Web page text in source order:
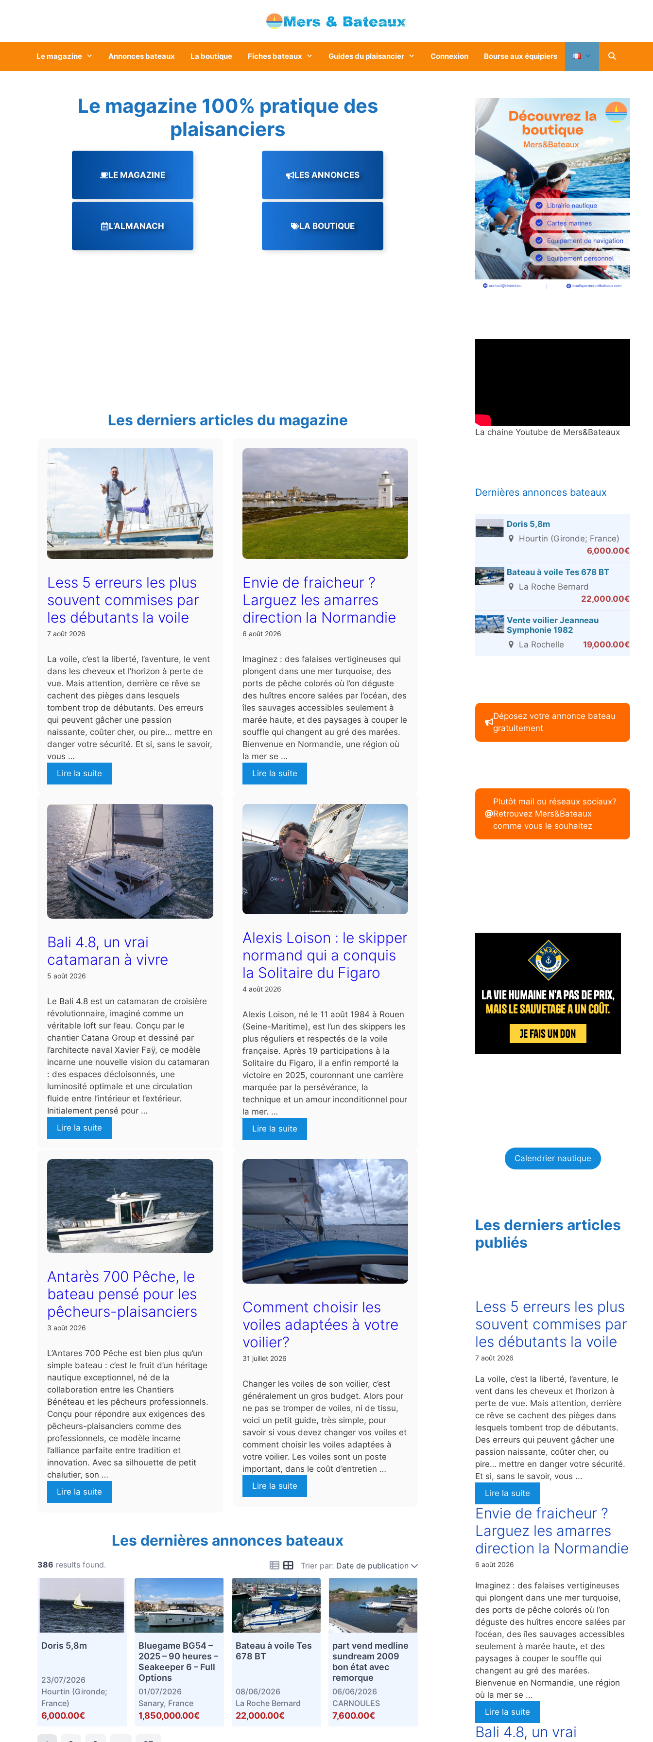
Le magazine Annonces bateaux La boutique Fiches bateaux Guides du plaisancier Connexion Bourse aux équipiers
Le magazine 100% pratique des
plaisanciers
LE MAGAZINE LES ANNONCES
L’ALMANACH LA BOUTIQUE
Les derniers articles du magazine
Less 5 erreurs les plus
souvent commises par
les débutants la voile
7 août 2026
La voile, c’est la liberté, l’aventure, le vent
dans les cheveux et l’horizon à perte de
vue. Mais attention, derrière ce rêve se
cachent des pièges dans lesquels
tombent trop de débutants. Des erreurs
qui peuvent gâcher une passion
naissante, coûter cher, ou pire… mettre en
danger votre sécurité. Et si, sans le savoir,
vous …
Lire la suite
Envie de fraicheur ?
Larguez les amarres
direction la Normandie
6 août 2026
Imaginez : des falaises vertigineuses qui
plongent dans une mer turquoise, des
ports de pêche colorés où l’on déguste
des huîtres encore salées par l’océan, des
îles sauvages accessibles seulement à
marée haute, et des paysages à couper le
souffle qui changent au gré des marées.
Bienvenue en Normandie, une région où
la mer se …
Lire la suite
Bali 4.8, un vrai
catamaran à vivre
5 août 2026
Le Bali 4.8 est un catamaran de croisière
révolutionnaire, imaginé comme un
véritable loft sur l’eau. Conçu par le
chantier Catana Group et dessiné par
l’architecte naval Xavier Faÿ, ce modèle
incarne une nouvelle vision du catamaran
: des espaces décloisonnés, une
luminosité optimale et une circulation
fluide entre l’intérieur et l’extérieur.
Initialement pensé pour …
Lire la suite
Alexis Loison : le skipper
normand qui a conquis
la Solitaire du Figaro
4 août 2026
Alexis Loison, né le 11 août 1984 à Rouen
(Seine-Maritime), est l’un des skippers les
plus réguliers et respectés de la voile
française. Après 19 participations à la
Solitaire du Figaro, il a enfin remporté la
victoire en 2025, couronnant une carrière
marquée par la persévérance, la
technique et un amour inconditionnel pour
la mer. …
Lire la suite
Antarès 700 Pêche, le
bateau pensé pour les
pêcheurs-plaisanciers
3 août 2026
L’Antares 700 Pêche est bien plus qu’un
simple bateau : c’est le fruit d’un héritage
nautique exceptionnel, né de la
collaboration entre les Chantiers
Bénéteau et les pêcheurs professionnels.
Conçu pour répondre aux exigences des
pêcheurs-plaisanciers comme des
professionnels, ce modèle incarne
l’alliance parfaite entre tradition et
innovation. Avec sa silhouette de petit
chalutier, son …
Lire la suite
Comment choisir les
voiles adaptées à votre
voilier?
31 juillet 2026
Changer les voiles de son voilier, c’est
généralement un gros budget. Alors pour
ne pas se tromper de voiles, ni de tissu,
voici un petit guide, très simple, pour
savoir si vous devez changer vos voiles et
comment choisir les voiles adaptées à
votre voilier. Les voiles sont un poste
important, dans le coût d’entretien …
Lire la suite
Les dernières annonces bateaux
Trier par: Date de publication
386 results found.
Doris 5,8m
23/07/2026
Hourtin (Gironde;
France)
6,000.00€
Bluegame BG54 –
2025 – 90 heures –
Seakeeper 6 – Full
Options
01/07/2026
Sanary, France
1,850,000.00€
Bateau à voile Tes
678 BT
08/06/2026
La Roche Bernard
22,000.00€
part vend medline
sundream 2009
bon état avec
remorque
06/06/2026
CARNOULES
7,600.00€
La chaine Youtube de Mers&Bateaux
Dernières annonces bateaux
Doris 5,8m
Hourtin (Gironde; France)
6,000.00€
Bateau à voile Tes 678 BT
La Roche Bernard
22,000.00€
Vente voilier Jeanneau
Symphonie 1982
La Rochelle
19,000.00€
Déposez votre annonce bateau
gratuitement
Plutôt mail ou réseaux sociaux?
Retrouvez Mers&Bateaux
comme vous le souhaitez
Calendrier nautique
Les derniers articles
publiés
Less 5 erreurs les plus
souvent commises par
les débutants la voile
7 août 2026
La voile, c’est la liberté, l’aventure, le
vent dans les cheveux et l’horizon à
perte de vue. Mais attention, derrière
ce rêve se cachent des pièges dans
lesquels tombent trop de débutants.
Des erreurs qui peuvent gâcher une
passion naissante, coûter cher, ou
pire… mettre en danger votre sécurité.
Et si, sans le savoir, vous ...
Lire la suite
Envie de fraicheur ?
Larguez les amarres
direction la Normandie
6 août 2026
Imaginez : des falaises vertigineuses
qui plongent dans une mer turquoise,
des ports de pêche colorés où l’on
déguste des huîtres encore salées par
l’océan, des îles sauvages accessibles
seulement à marée haute, et des
paysages à couper le souffle qui
changent au gré des marées.
Bienvenue en Normandie, une région
où la mer se ...
Lire la suite
Bali 4.8, un vrai